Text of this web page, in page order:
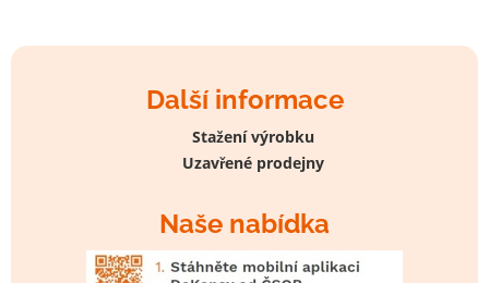
Další informace
Stažení výrobku
Uzavřené prodejny
Naše nabídka